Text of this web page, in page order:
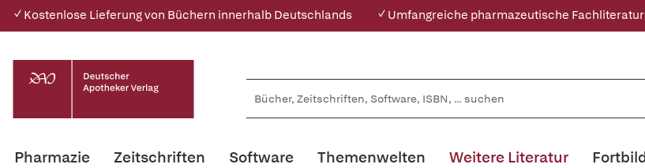
✓ Kostenlose Lieferung von Büchern innerhalb Deutschlands ✓ Umfangreiche pharmazeutische Fachliteratur
Pharmazie Zeitschriften Software Themenwelten Weitere Literatur